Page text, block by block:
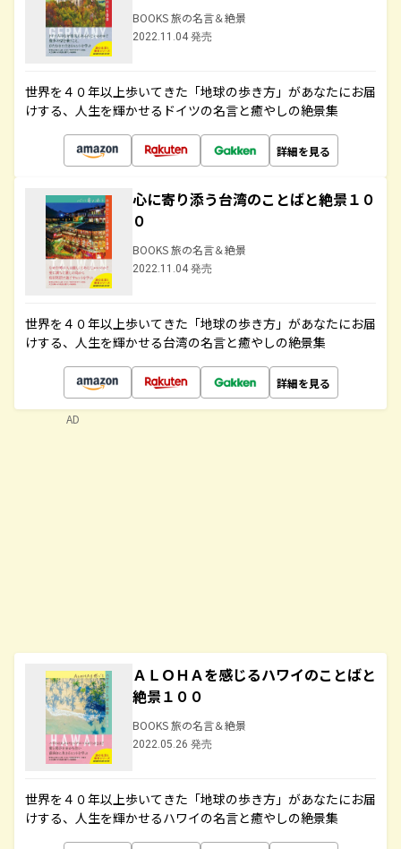
BOOKS 旅の名言＆絶景
2022.11.04 発売
世界を４０年以上歩いてきた「地球の歩き方」があなたにお届
けする、人生を輝かせるドイツの名言と癒やしの絶景集
詳細を見る
心に寄り添う台湾のことばと絶景１０
０
BOOKS 旅の名言＆絶景
2022.11.04 発売
世界を４０年以上歩いてきた「地球の歩き方」があなたにお届
けする、人生を輝かせる台湾の名言と癒やしの絶景集
詳細を見る
ＡＬＯＨＡを感じるハワイのことばと
絶景１００
BOOKS 旅の名言＆絶景
2022.05.26 発売
世界を４０年以上歩いてきた「地球の歩き方」があなたにお届
けする、人生を輝かせるハワイの名言と癒やしの絶景集
AD